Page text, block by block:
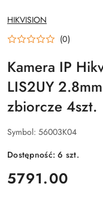
NAZWA
PRODUCENTA:
HIKVISION
(0)
Kamera IP
LIS2UY
zbiorcze 4szt.
Symbol: 56003K04
Dostępność:6 szt.
cena:
5791.00